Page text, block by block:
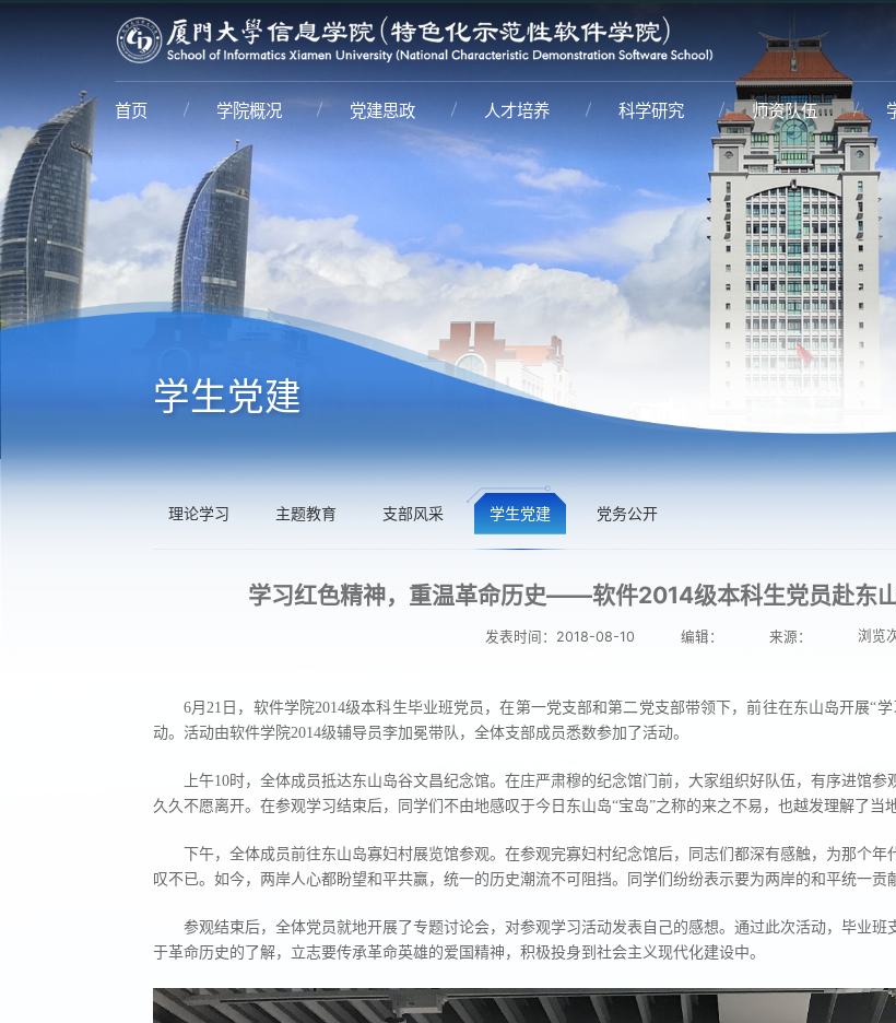
首页 学院概况 党建思政 人才培养 科学研究 师资队伍
学生党建
理论学习 主题教育 支部风采 学生党建 党务公开
学习红色精神，重温革命历史——软件2014级本科生党员赴东
发表时间：2018-08-10 编辑： 来源： 浏览
6月21日，软件学院2014级本科生毕业班党员，在第一党支部和第二党支部带领下，前往在东山岛开展“
动。活动由软件学院2014级辅导员李加冕带队，全体支部成员悉数参加了活动。
上午10时，全体成员抵达东山岛谷文昌纪念馆。在庄严肃穆的纪念馆门前，大家组织好队伍，有序进馆
久久不愿离开。在参观学习结束后，同学们不由地感叹于今日东山岛“宝岛”之称的来之不易，也越发理解了当
下午，全体成员前往东山岛寡妇村展览馆参观。在参观完寡妇村纪念馆后，同志们都深有感触，为那个
叹不已。如今，两岸人心都盼望和平共赢，统一的历史潮流不可阻挡。同学们纷纷表示要为两岸的和平统一贡
参观结束后，全体党员就地开展了专题讨论会，对参观学习活动发表自己的感想。通过此次活动，毕业
于革命历史的了解，立志要传承革命英雄的爱国精神，积极投身到社会主义现代化建设中。